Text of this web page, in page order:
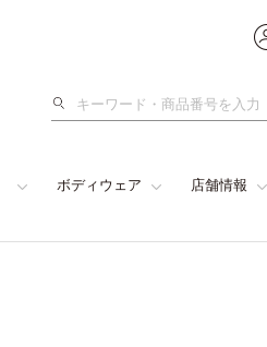
検
ボディウェア 店舗情報